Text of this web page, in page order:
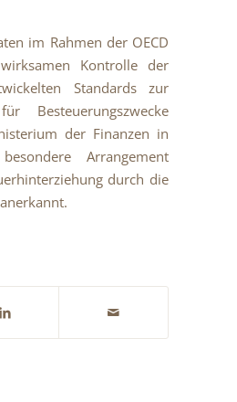
im Rahmen der OECD
Kontrolle der
Standards zur
Besteuerungszwecke
der Finanzen in
Arrangement
durch die